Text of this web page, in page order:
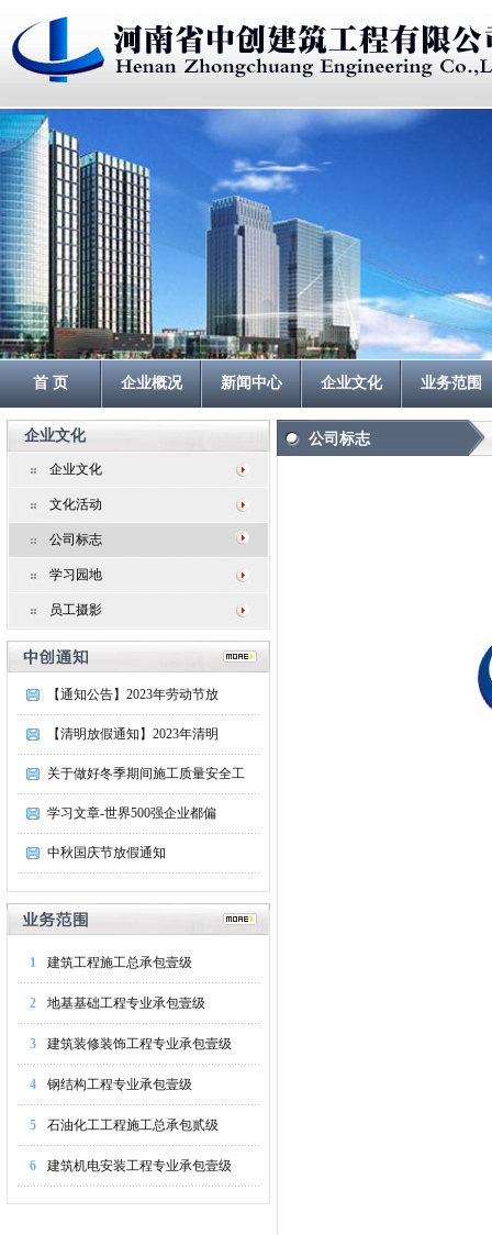
首 页 企业概况 新闻中心 企业文化 业务范围
企业文化
企业文化
文化活动
公司标志
学习园地
员工摄影
【通知公告】2023年劳动节放
【清明放假通知】2023年清明
关于做好冬季期间施工质量安全工
学习文章-世界500强企业都偏
中秋国庆节放假通知
1 建筑工程施工总承包壹级
2 地基基础工程专业承包壹级
3 建筑装修装饰工程专业承包壹级
4 钢结构工程专业承包壹级
5 石油化工工程施工总承包贰级
6 建筑机电安装工程专业承包壹级
公司标志